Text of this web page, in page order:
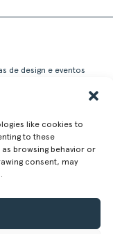
like cookies to
to these
browsing behavior or
consent, may
de design e eventos